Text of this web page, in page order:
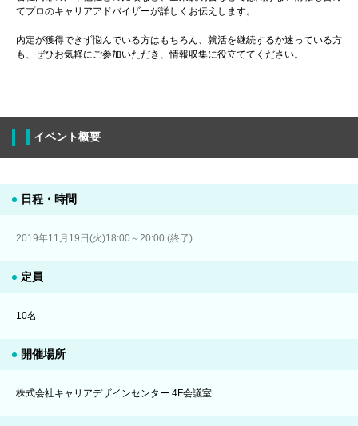
てプロのキャリアアドバイザーが詳しくお伝えします。
内定が獲得できず悩んでいる方はもちろん、就活を継続するか迷っている方
も、ぜひお気軽にご参加いただき、情報収集に役立ててください。
イベント概要
日程・時間
2019年11月19日(火)18:00～20:00 (終了)
定員
10名
開催場所
株式会社キャリアデザインセンター 4F会議室